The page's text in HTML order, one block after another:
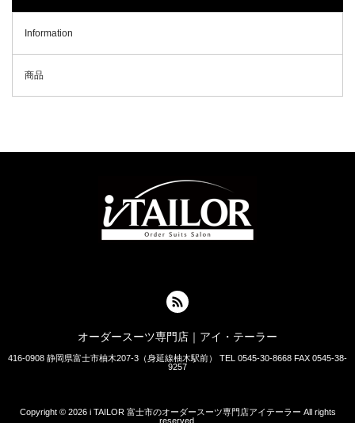
Information
商品
オーダースーツ専門店｜アイ・テーラー
416-0908 静岡県富士市柚木207-3（身延線柚木駅前） TEL 0545-30-8668 FAX 0545-38-
9257
Copyright © 2026 i TAILOR 富士市のオーダースーツ専門店アイテーラー All rights
reserved.